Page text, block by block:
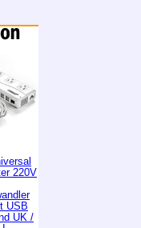
220V
USB
UK /